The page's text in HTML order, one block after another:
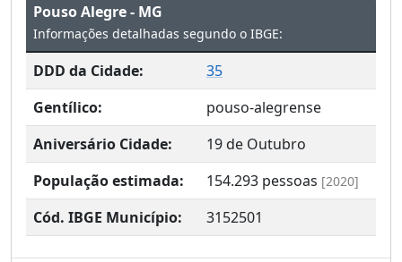
Pouso Alegre - MG
Informações detalhadas segundo o IBGE:
DDD da Cidade:
35
Gentílico:
pouso-alegrense
Aniversário Cidade:
19 de Outubro
População estimada:
154.293 pessoas [2020]
Cód. IBGE Município: 3152501